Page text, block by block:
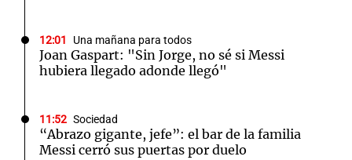
12:01 Una mañana para todos
Joan Gaspart: "Sin Jorge, no sé si Messi
hubiera llegado adonde llegó"
11:52 Sociedad
“Abrazo gigante, jefe”: el bar de la familia
Messi cerró sus puertas por duelo